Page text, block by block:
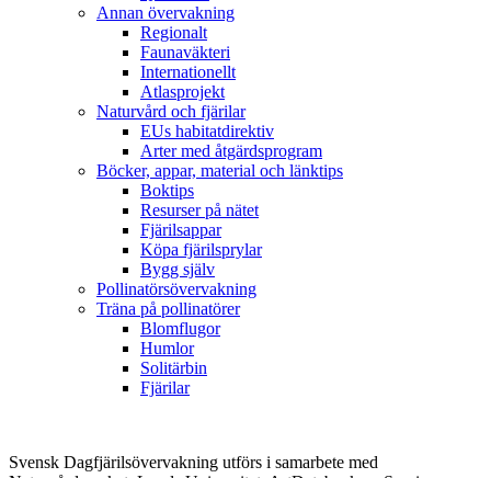
Annan övervakning
Regionalt
Faunaväkteri
Internationellt
Atlasprojekt
Naturvård och fjärilar
EUs habitatdirektiv
Arter med åtgärdsprogram
Böcker, appar, material och länktips
Boktips
Resurser på nätet
Fjärilsappar
Köpa fjärilsprylar
Bygg själv
Pollinatörsövervakning
Träna på pollinatörer
Blomflugor
Humlor
Solitärbin
Fjärilar
Svensk Dagfjärilsövervakning utförs i samarbete med